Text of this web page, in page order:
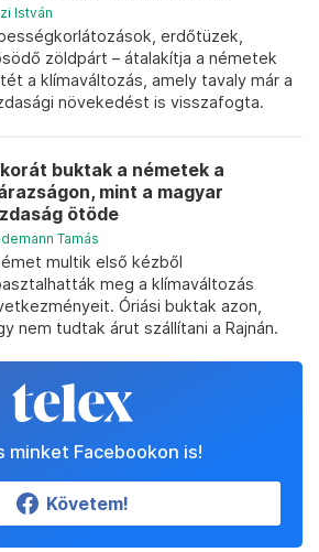
István
erdőtüzek,
zöldpárt – átalakítja a németek
a klímaváltozás, amely tavaly már a
növekedést is visszafogta.
buktak a németek a
mint a magyar
ötöde
Tamás
multik első kézből
meg a klímaváltozás
Óriási buktak azon,
nem tudtak árut szállítani a Rajnán.
minket Facebookon is!
Követem!